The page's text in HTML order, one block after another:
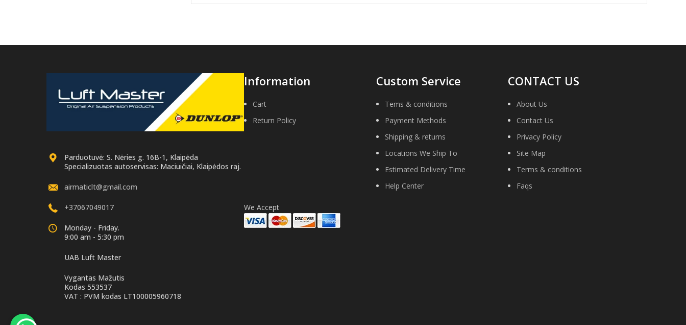
Parduotuvė: S. Nėries g. 16B-1, Klaipėda
Specializuotas autoservisas: Maciuičiai, Klaipėdos raj.
airmaticlt@gmail.com
+37067049017
Monday - Friday.
9:00 am - 5:30 pm
UAB Luft Master
Vygantas Mažutis
Kodas 553537
VAT : PVM kodas LT100005960718
Information
Cart
Return Policy
Custom Service
Tems & conditions
Payment Methods
Shipping & returns
Locations We Ship To
Estimated Delivery Time
Help Center
CONTACT US
About Us
Contact Us
Privacy Policy
Site Map
Terms & conditions
Faqs
We Accept